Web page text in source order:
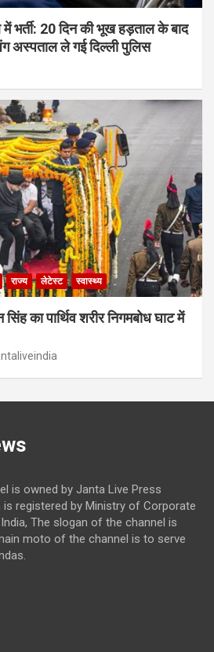
भर्ती: 20 दिन की भूख हड़ताल के बाद
अस्पताल ले गई दिल्ली पुलिस
राज्य लेटेस्ट स्वास्थ्य
सिंह का पार्थिव शरीर निगमबोध घाट में
is owned by Janta Live Press
is registered by Ministry of Corporate
The slogan of the channel is
moto of the channel is to serve